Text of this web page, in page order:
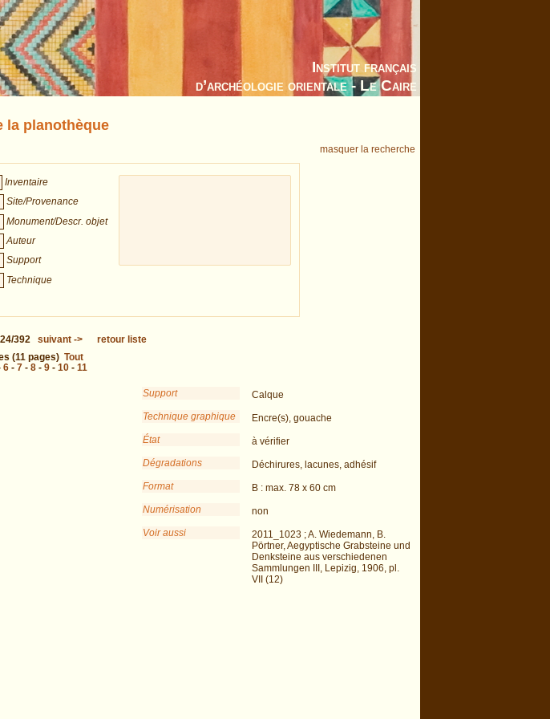
Institut français
d’archéologie orientale - Le Caire
la planothèque
masquer la recherche
Inventaire
Site/Provenance
Monument/Descr. objet
Auteur
Support
Technique
392 suivant->
retour liste
(11 pages) Tout
6 - 7 - 8 - 9 - 10 - 11
Support
Calque
Technique graphique
Encre(s), gouache
État
à vérifier
Dégradations
Déchirures, lacunes, adhésif
Format
B : max. 78 x 60 cm
Numérisation
non
Voir aussi
2011_1023 ; A. Wiedemann, B.
Pörtner, Aegyptische Grabsteine und
Denksteine aus verschiedenen
Sammlungen III, Lepizig, 1906, pl.
VII (12)